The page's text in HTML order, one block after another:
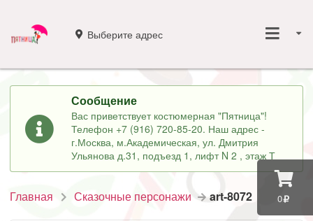
0
Выберите адрес
Сообщение
Вас приветствует костюмерная "Пятница"!
Телефон +7 (916) 720-85-20. Наш адрес -
г.Москва, м.Академическая, ул. Дмитрия
Ульянова д.31, подъезд 1, лифт N 2 , этаж Т
Главная Сказочные персонажи art-8072